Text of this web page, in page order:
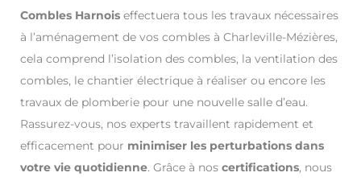
Combles Harnois effectuera tous les travaux nécessaires
à l’aménagement de vos combles à Charleville-Mézières,
cela comprend l’isolation des combles, la ventilation des
combles, le chantier électrique à réaliser ou encore les
travaux de plomberie pour une nouvelle salle d’eau.
Rassurez-vous, nos experts travaillent rapidement et
efficacement pour minimiser les perturbations dans
votre vie quotidienne. Grâce à nos certifications, nous